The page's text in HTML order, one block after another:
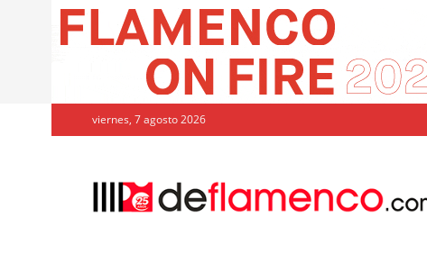
viernes, 7 agosto 2026